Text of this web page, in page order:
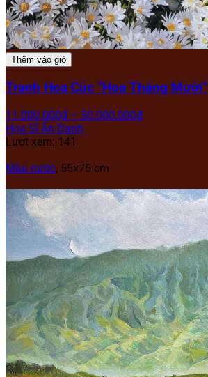
Thêm vào giỏ
Tranh Hoa Cúc “Hoa Tháng Mười”
11.000.000₫ – 50.000.000₫
Họa Sĩ Ẩn Danh
Lượt xem: 141
Màu nước, 55x75 cm